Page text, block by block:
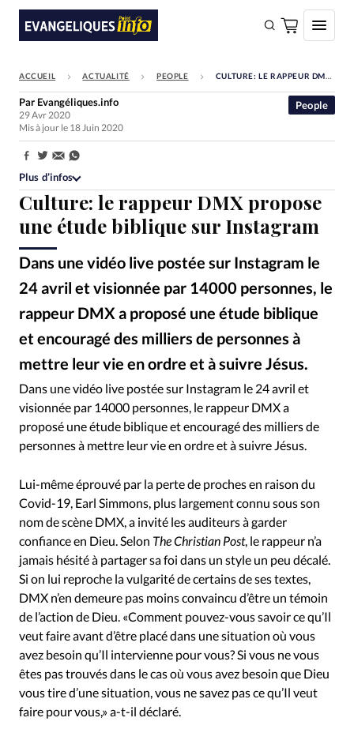
FAIRE UN DON
Faire un don
Société
Monde
Bible
Toute l'actualité
Se connecter
RUBRIQUES
Toute l'actualité Bible Culture
Economie
Eglises
Histoire Laicité
Liberté religieuse
Mission
Monde People Politique
Religions
Société
ACCUEIL ACTUALITÉ PEOPLE CULTURE: LE RAPPEUR DMX PROPOSE UNE ÉTUDE BIBLIQUE SUR INSTAGRAM
Culture: le rappeur DMX propose
une étude biblique sur Instagram
Dans une vidéo live postée sur Instagram le
24 avril et visionnée par 14000 personnes, le
rappeur DMX a proposé une étude biblique
et encouragé des milliers de personnes à
mettre leur vie en ordre et à suivre Jésus.
People
Par Evangéliques.info
29 Avr 2020
Mis à jour le 18 Juin 2020
Partager:
Plus d’infos
©DMX live © YouTube screenshot
Dans une vidéo live postée sur Instagram le 24 avril et
visionnée par 14000 personnes, le rappeur DMX a
proposé une étude biblique et encouragé des milliers de
personnes à mettre leur vie en ordre et à suivre Jésus.
Lui-même éprouvé par la perte de proches en raison du
Covid-19, Earl Simmons, plus largement connu sous son
nom de scène DMX, a invité les auditeurs à garder
confiance en Dieu. Selon The Christian Post, le rappeur n’a
jamais hésité à partager sa foi dans un style un peu décalé.
Si on lui reproche la vulgarité de certains de ses textes,
DMX n’en demeure pas moins convaincu d’être un témoin
de l’action de Dieu. «Comment pouvez-vous savoir ce qu’Il
veut faire avant d’être placé dans une situation où vous
avez besoin qu’Il intervienne pour vous? Si vous ne vous
êtes pas trouvés dans le cas où vous avez besoin que Dieu
vous tire d’une situation, vous ne savez pas ce qu’Il veut
faire pour vous,» a-t-il déclaré.